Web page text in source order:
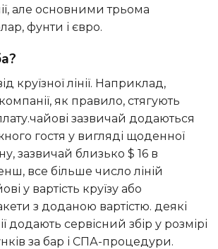
але основними трьома
фунти і євро.
як правило, стягують
зазвичай додаються
гостя у вигляді щоденної
зазвичай близько $ 16 в
все більше число ліній
у вартість круїзу або
з доданою вартістю. деякі
додають сервісний збір у розмірі
за бар і СПА-процедури.